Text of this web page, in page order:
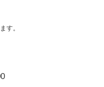
す。